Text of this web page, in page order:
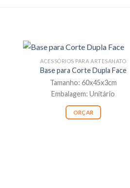
ACESSÓRIOS PARA ARTESANATO
Base para Corte Dupla Face
Tamanho: 60x45x3cm
Embalagem: Unitário
ORÇAR